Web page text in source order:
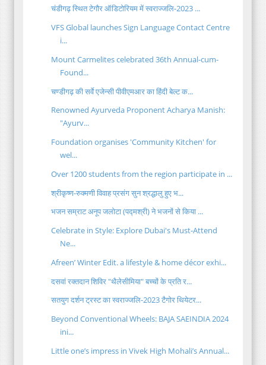
चंडीगढ़ स्थित टेगौर ऑडिटोरियम में स्वराज्जलि-2023 ...
VFS Global launches Sign Language Contact Centre
i...
Mount Carmelites celebrated 36th Annual-cum-
Found...
चण्डीगढ़ की सर्वे एजेन्सी पीवीएमआर का हिंदी बेल्ट क...
Renowned Ayurveda Proponent Acharya Manish:
"Ayurv...
Foundation organises 'Community Kitchen' for
wel...
Over 1200 students from the region participate in ...
श्रीकृष्ण-रुक्मणी विवाह प्रसंग सुन श्रद्धालु हुए भ...
भजन सम्राट अनूप जलोटा (पद्मश्री) ने भजनों से किया ...
Celebrate in Style: Explore Dubai's Must-Attend
Ne...
Afreen’ Winter Edit. a lifestyle & home décor exhi...
दसवां रक्तदान शिविर "थैलेसीमिया" बच्चों के प्रति र...
सतयुग दर्शन ट्रस्ट का स्वराज्जलि-2023 टैगोर थियेटर...
Beyond Conventional Wheels: BAJA SAEINDIA 2024
ini...
Little one’s impress in Vivek High Mohali’s Annual...